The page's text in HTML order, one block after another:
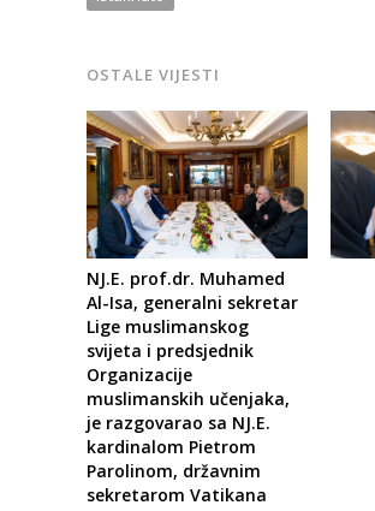
OSTALE VIJESTI
NJ.E. prof.dr. Muhamed
Al-Isa, generalni sekretar
Lige muslimanskog
svijeta i predsjednik
Organizacije
muslimanskih učenjaka,
je razgovarao sa NJ.E.
kardinalom Pietrom
Parolinom, državnim
sekretarom Vatikana